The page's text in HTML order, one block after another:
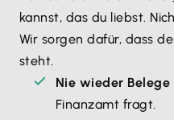
kannst, das du liebst.
Wir sorgen dafür, dass
steht.
Nie wieder Belege
Finanzamt fragt.